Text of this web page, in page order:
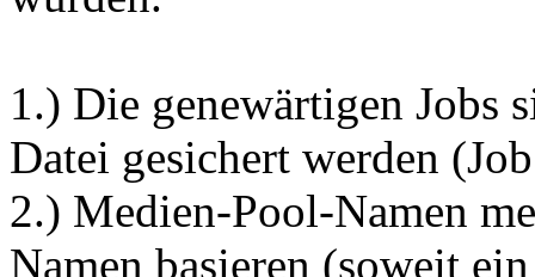
1.) Die genewärtigen Jobs
Datei gesichert werden
2.) Medien-Pool-Namen
Namen basieren (soweit